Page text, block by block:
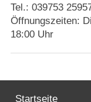
Wirtschaft
Tel.: 039753
Öffnungszeiten:
18:00 Uhr
Startseite